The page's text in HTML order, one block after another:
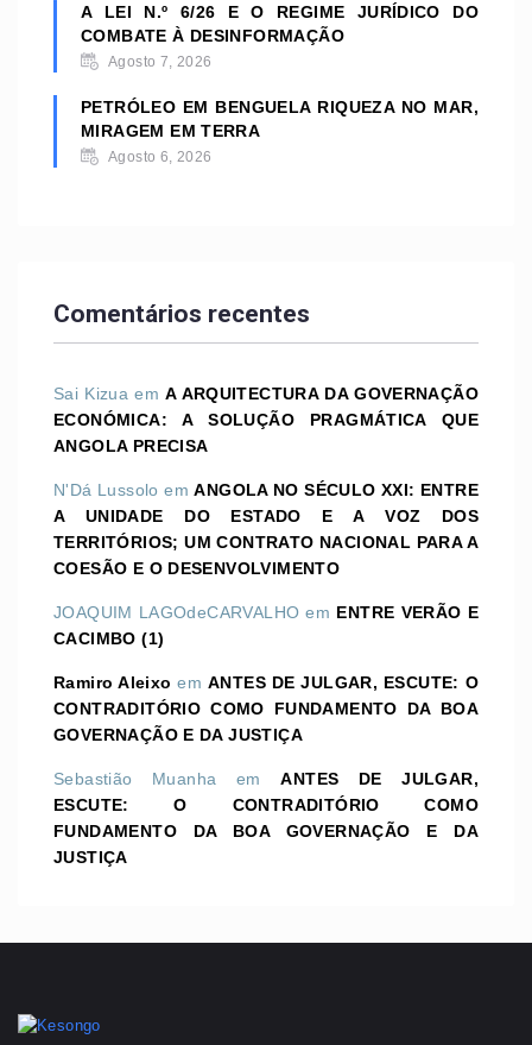
A LEI N.º 6/26 E O REGIME JURÍDICO DO
COMBATE À DESINFORMAÇÃO
Agosto 7, 2026
PETRÓLEO EM BENGUELA RIQUEZA NO MAR,
MIRAGEM EM TERRA
Agosto 6, 2026
Comentários recentes
Sai Kizua emA ARQUITECTURA DA GOVERNAÇÃO
ECONÓMICA: A SOLUÇÃO PRAGMÁTICA QUE
ANGOLA PRECISA
N'Dá Lussolo emANGOLA NO SÉCULO XXI: ENTRE
A UNIDADE DO ESTADO E A VOZ DOS
TERRITÓRIOS; UM CONTRATO NACIONAL PARA A
COESÃO E O DESENVOLVIMENTO
JOAQUIM LAGOdeCARVALHO em ENTRE VERÃO E
CACIMBO (1)
Ramiro Aleixo emANTES DE JULGAR, ESCUTE: O
CONTRADITÓRIO COMO FUNDAMENTO DA BOA
GOVERNAÇÃO E DA JUSTIÇA
Sebastião Muanha emANTES DE JULGAR,
ESCUTE: O CONTRADITÓRIO COMO
FUNDAMENTO DA BOA GOVERNAÇÃO E DA
JUSTIÇA